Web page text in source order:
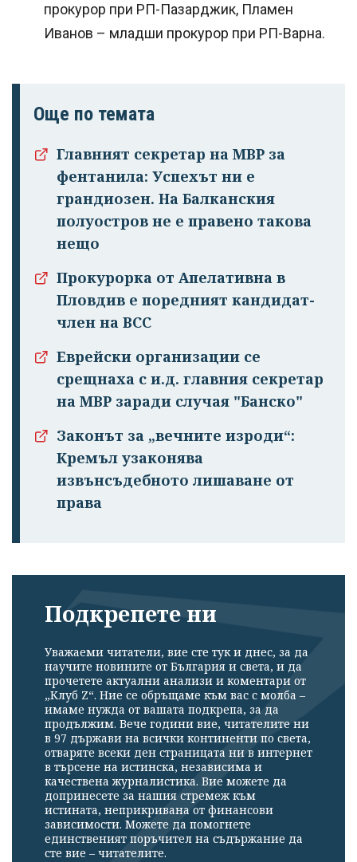
прокурор при РП-Пазарджик, Пламен
Иванов – младши прокурор при РП-Варна.
Още по темата
Главният секретар на МВР за
фентанила: Успехът ни е
грандиозен. На Балканския
полуостров не е правено такова
нещо
Прокурорка от Апелативна в
Пловдив е поредният кандидат-
член на ВСС
Еврейски организации се
срещнаха с и.д. главния секретар
на МВР заради случая "Банско"
Законът за „вечните изроди“:
Кремъл узаконява
извънсъдебното лишаване от
права
Подкрепете ни
Уважаеми читатели, вие сте тук и днес, за да
научите новините от България и света, и да
прочетете актуални анализи и коментари от
„Клуб Z“. Ние се обръщаме към вас с молба –
имаме нужда от вашата подкрепа, за да
продължим. Вече години вие, читателите ни
в 97 държави на всички континенти по света,
отваряте всеки ден страницата ни в интернет
в търсене на истинска, независима и
качествена журналистика. Вие можете да
допринесете за нашия стремеж към
истината, неприкривана от финансови
зависимости. Можете да помогнете
единственият поръчител на съдържание да
сте вие – читателите.